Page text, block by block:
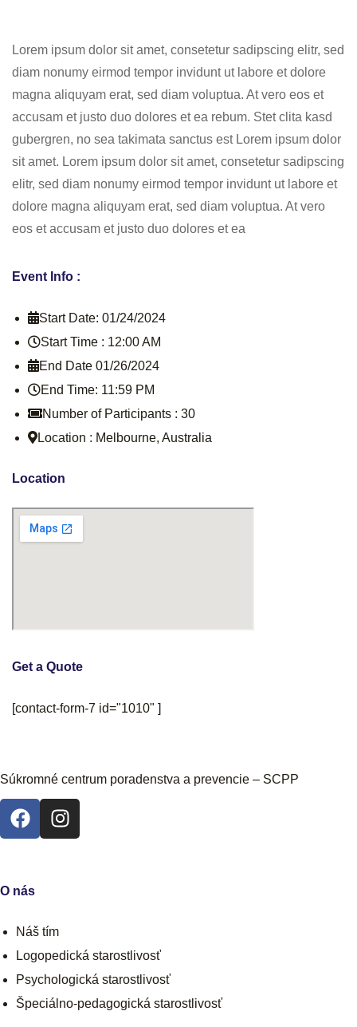
Lorem ipsum dolor sit amet, consetetur sadipscing elitr, sed
diam nonumy eirmod tempor invidunt ut labore et dolore
magna aliquyam erat, sed diam voluptua. At vero eos et
accusam et justo duo dolores et ea rebum. Stet clita kasd
gubergren, no sea takimata sanctus est Lorem ipsum dolor
sit amet. Lorem ipsum dolor sit amet, consetetur sadipscing
elitr, sed diam nonumy eirmod tempor invidunt ut labore et
dolore magna aliquyam erat, sed diam voluptua. At vero
eos et accusam et justo duo dolores et ea
Event Info :
Start Date: 01/24/2024
Start Time : 12:00 AM
End Date 01/26/2024
End Time: 11:59 PM
Number of Participants : 30
Location : Melbourne, Australia
Location
Get a Quote
[contact-form-7 id="1010" ]
Súkromné centrum poradenstva a prevencie – SCPP
O nás
Náš tím
Logopedická starostlivosť
Psychologická starostlivosť
Špeciálno-pedagogická starostlivosť